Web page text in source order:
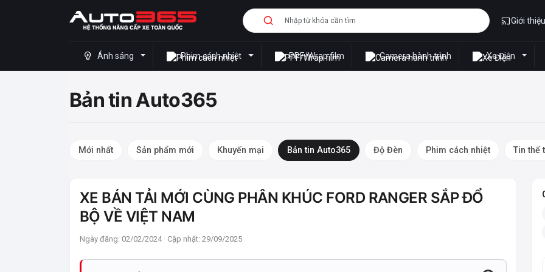
Giới thiệu
Ánh sáng Phim cách nhiệt PPF/Wrap film Camera hành trình Xe Điện
Bản tin Auto365
Mới nhất Sản phẩm mới Khuyến mại Bản tin Auto365 Độ Đèn Phim cách nhiệt Tin thể
XE BÁN TẢI MỚI CÙNG PHÂN KHÚC FORD RANGER SẮP ĐỔ
BỘ VỀ VIỆT NAM
Ngày đăng: 02/02/2024 · Cập nhật: 29/09/2025